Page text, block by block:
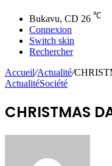
Bukavu, CD 26 ℃
Connexion
Switch skin
Rechercher
Accueil/Actualité/
ActualitéSociété
CHRISTMAS